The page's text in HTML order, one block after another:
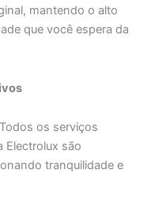
mantendo o alto
que você espera da
os serviços
Electrolux são
tranquilidade e